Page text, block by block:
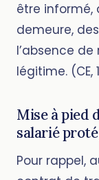
être informé,
demeure,
l’absence
légitime. (CE,
Mise à pied
salarié
Pour rappel,